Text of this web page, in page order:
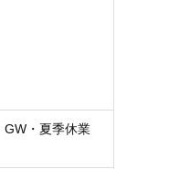
・夏季休業